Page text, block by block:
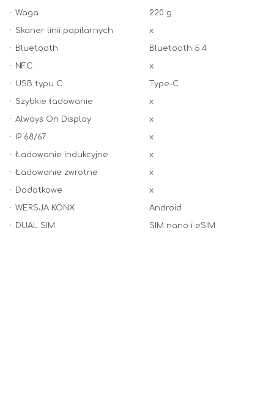
Waga 220 g
Skaner linii papilarnych x
Bluetooth Bluetooth 5.4
NFC x
USB typu C Type-C
Szybkie ładowanie x
Always On Display x
IP 68/67 x
Ładowanie indukcyjne x
Ładowanie zwrotne x
Dodatkowe x
WERSJA KONX Android
DUAL SIM SIM nano i eSIM